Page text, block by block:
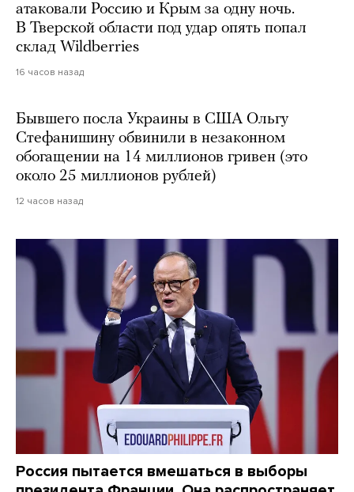
атаковали Россию и Крым за одну ночь.
В Тверской области под удар опять попал
склад Wildberries
16 часов назад
Бывшего посла Украины в США Ольгу
Стефанишину обвинили в незаконном
обогащении на 14 миллионов гривен (это
около 25 миллионов рублей)
12 часов назад
Россия пытается вмешаться в выборы